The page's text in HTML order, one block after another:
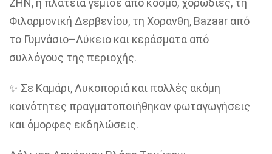
Φιλαρμονική Δερβενίου, τη Χορανθη, Bazaar από
το Γυμνάσιο–Λύκειο και κεράσματα από
συλλόγους της περιοχής.
✨ Σε Καμάρι, Λυκοποριά και πολλές ακόμη
κοινότητες πραγματοποιήθηκαν φωταγωγήσεις
και όμορφες εκδηλώσεις.